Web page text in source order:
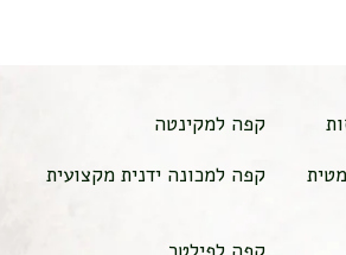
קפה למקינטה
קפה למכונה ידנית מקצועית